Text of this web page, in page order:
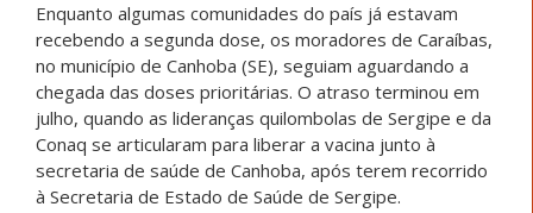
Enquanto algumas comunidades do país já estavam
recebendo a segunda dose, os moradores de Caraíbas,
no município de Canhoba (SE), seguiam aguardando a
chegada das doses prioritárias. O atraso terminou em
julho, quando as lideranças quilombolas de Sergipe e da
Conaq se articularam para liberar a vacina junto à
secretaria de saúde de Canhoba, após terem recorrido
à Secretaria de Estado de Saúde de Sergipe.